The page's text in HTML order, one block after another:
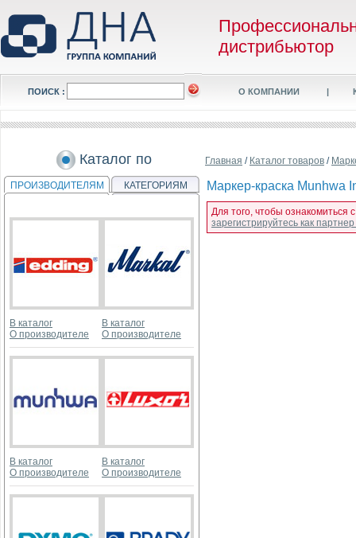
дистрибьютор
ПОИСК : О КОМПАНИИ |
Каталог по
ПРОИЗВОДИТЕЛЯМ КАТЕГОРИЯМ
В каталог
О производителе
В каталог
О производителе
В каталог
О производителе
В каталог
О производителе
Главная / Каталог товаров /
Маркер-краска Munhwa
Для того, чтобы
зарегистрируйтесь как